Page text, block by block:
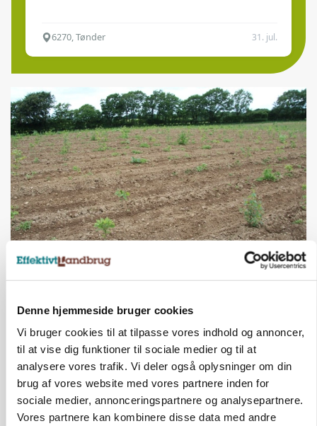
Denne hjemmeside bruger cookies
Vi bruger cookies til at tilpasse vores indhold og annoncer,
til at vise dig funktioner til sociale medier og til at
analysere vores trafik. Vi deler også oplysninger om din
brug af vores website med vores partnere inden for
sociale medier, annonceringspartnere og analysepartnere.
Vores partnere kan kombinere disse data med andre
6270, Tønder 31. jul.
POLITIK
Forud for ny kvælstoflov: Blot ét trepartsprojekt